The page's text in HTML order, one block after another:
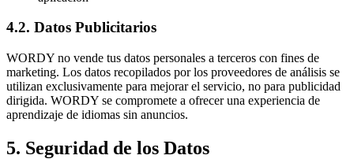
4.2. Datos Publicitarios
WORDY no vende tus datos personales a terceros con fines de
marketing. Los datos recopilados por los proveedores de análisis se
utilizan exclusivamente para mejorar el servicio, no para publicidad
dirigida. WORDY se compromete a ofrecer una experiencia de
aprendizaje de idiomas sin anuncios.
5. Seguridad de los Datos